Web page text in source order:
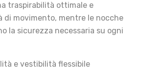
traspirabilità ottimale e
di movimento, mentre le nocche
la sicurezza necessaria su ogni
e vestibilità flessibile